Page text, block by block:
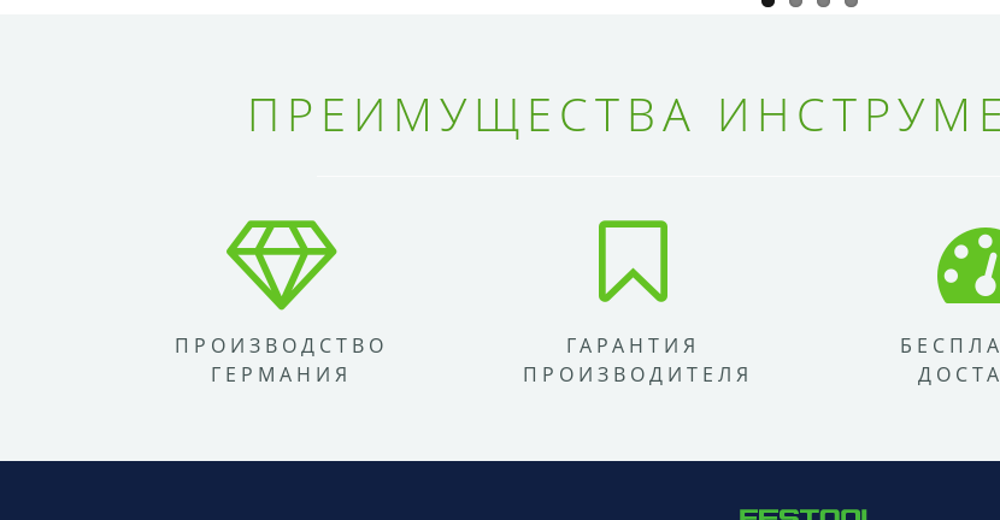
ПРЕИМУЩЕСТВА
ПРОИЗВОДСТВО
ГЕРМАНИЯ
ГАРАНТИЯ
ПРОИЗВОДИТЕЛЯ